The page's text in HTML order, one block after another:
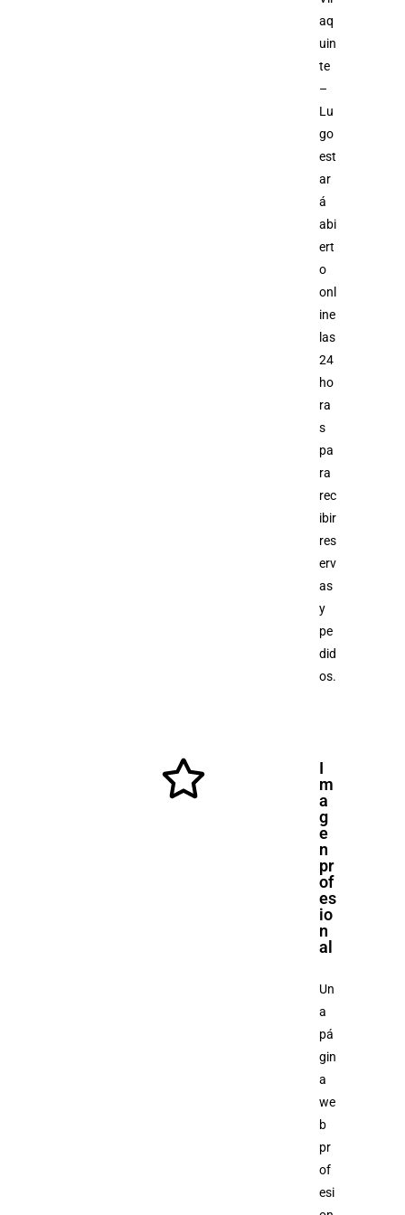
aq
uin
te
–
Lu
go
est
ar
á
abi
ert
o
onl
ine
las
24
ho
ra
s
pa
ra
rec
ibir
res
erv
as
y
pe
did
os.
I
m
a
g
e
n
pr
of
es
io
n
al
Un
a
pá
gin
a
we
b
pr
of
esi